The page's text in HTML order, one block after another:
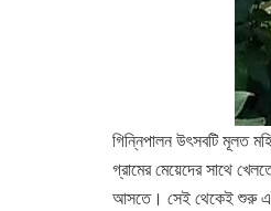
গিন্নিপালন উৎসবটি মূলত
গ্রামের মেয়েদের সাথে
আসতে। সেই থেকেই শুরু এই